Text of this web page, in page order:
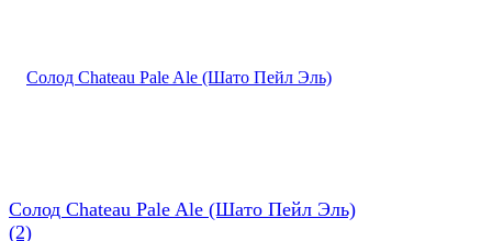
Солод Chateau Pale Ale (Шато Пейл Эль)
(2)